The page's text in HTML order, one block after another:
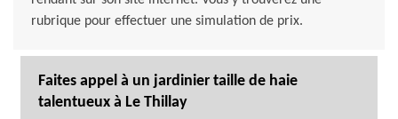
rubrique pour effectuer une simulation de prix.
Faites appel à un jardinier taille de haie
talentueux à Le Thillay